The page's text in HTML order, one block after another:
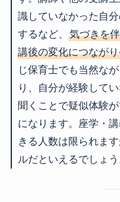
識していなかった自
するなど、
気づきを
講後の変化につなが
じ保育士でも当然な
り、自分が経験して
聞くことで疑似体験
になります。座学・
きる人数は限られま
ルだといえるでしょう